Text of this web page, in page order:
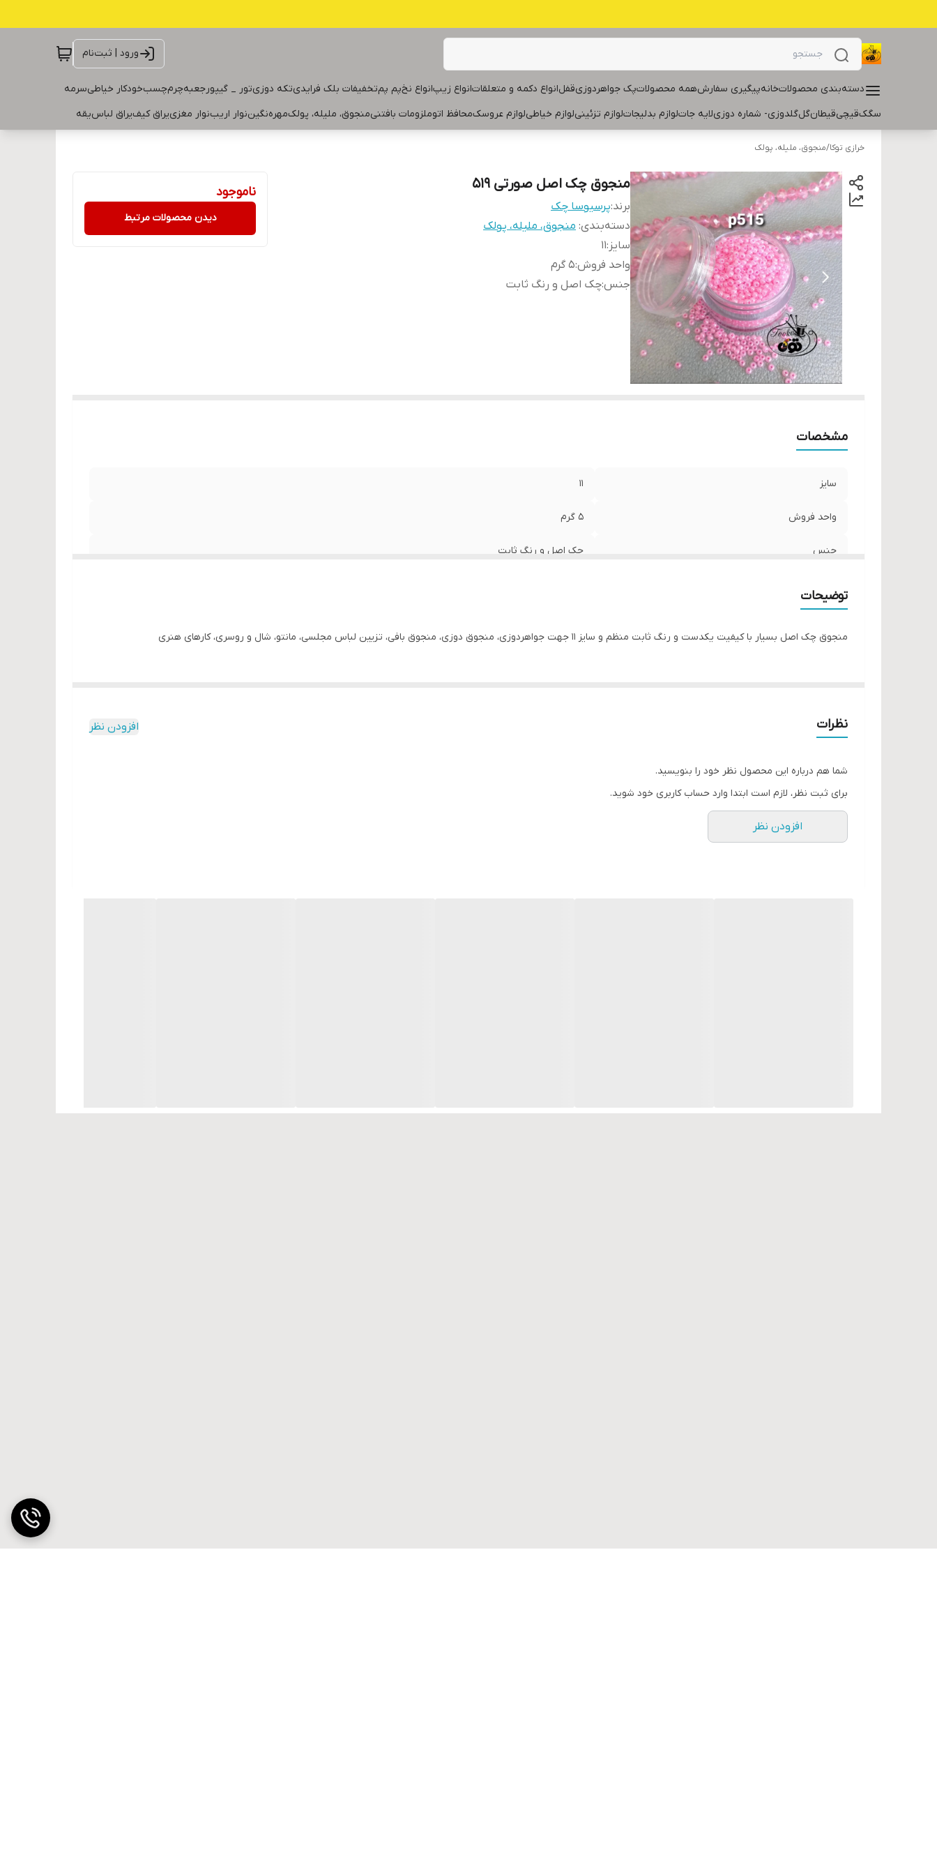
ورود | ثبت‌نام
دسته‌بندی محصولاتخانهپیگیری سفارشهمه محصولاتپک جواهردوزیقفلانواع دکمه و متعلقاتانواع زیپانواع نخپم پمتخفیفات بلک فرایدیتکه دوزیتور _ گیپورجعبهچرمچسبخودکار خیاطیسرمه
سگکقیچیقیطانگلگلدوزی- شماره دوزیلایه جاتلوازم بدلیجاتلوازم تزئینیلوازم خیاطیلوازم عروسکمحافظ اتوملزومات بافتنیمنجوق، ملیله، پولکمهرهنگیننوار اریبنوار مغزییراق کیفیراق لباسیقه
خرازی توکا/منجوق، ملیله، پولک
منجوق چک اصل صورتی ۵۱۹
برند:پرسیوسا چک
دسته‌بندی: منجوق، ملیله، پولک
سایز :۱۱
واحد فروش:۵ گرم
جنس:چک اصل و رنگ ثابت
ناموجود
دیدن محصولات مرتبط
مشخصات
سایز ۱۱
واحد فروش ۵ گرم
جنس چک اصل و رنگ ثابت
توضیحات
منجوق چک اصل بسیار با کیفیت یکدست و رنگ ثابت منظم و سایز ۱۱ جهت جواهردوزی، منجوق دوزی، منجوق بافی، تزیین لباس مجلسی، مانتو، شال و روسری، کارهای هنری
نظرات افزودن نظر
شما هم درباره این محصول نظر خود را بنویسید.
برای ثبت نظر، لازم است ابتدا وارد حساب کاربری خود شوید.
افزودن نظر